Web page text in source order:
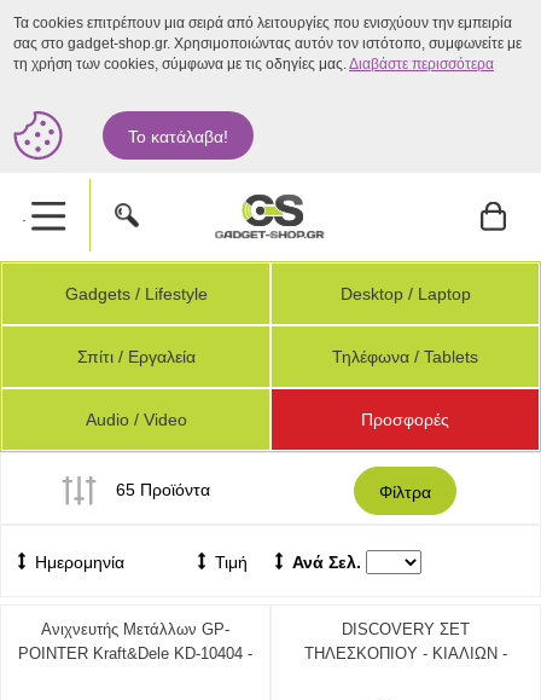
Τα cookies επιτρέπουν μια σειρά από λειτουργίες που ενισχύουν την εμπειρία
σας στο gadget-shop.gr. Χρησιμοποιώντας αυτόν τον ιστότοπο, συμφωνείτε με
τη χρήση των cookies, σύμφωνα με τις οδηγίες μας.Διαβάστε περισσότερα
Το κατάλαβα!
.
Gadgets / Lifestyle Desktop / Laptop
Σπίτι / Εργαλεία Τηλέφωνα / Tablets
Audio / Video Προσφορές
65 Προϊόντα Φίλτρα
Ημερομηνία Τιμή Ανά Σελ.
Ανιχνευτής Μετάλλων GP-
POINTER Kraft&Dele KD-10404 -
DISCOVERY ΣΕΤ
ΤΗΛΕΣΚΟΠΙΟΥ - ΚΙΑΛΙΩΝ -